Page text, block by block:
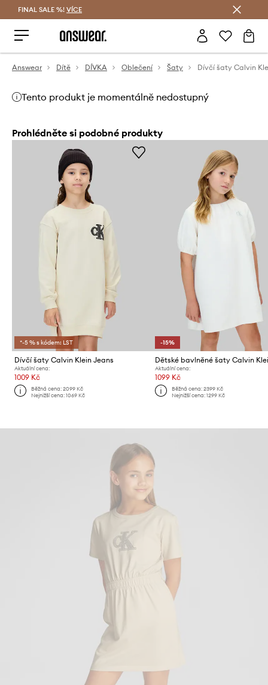
FINAL SALE %! VÍCE
Answear Dítě DÍVKA Oblečení Šaty Dívčí šaty Calvin
Tento produkt je momentálně nedostupný
Prohlédněte si podobné produkty
*-5 % s kódem: LST
Dívčí šaty Calvin Klein Jeans
Aktuální cena:
1009 Kč
Běžná cena:2099 Kč
Nejnižší cena:1069 Kč
-15%
Aktuální cena:
1099 Kč
Běžná cena: 2399 Kč
Nejnižší cena: 1299 Kč